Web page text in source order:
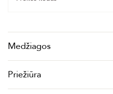
Medžiagos
Priežiūra